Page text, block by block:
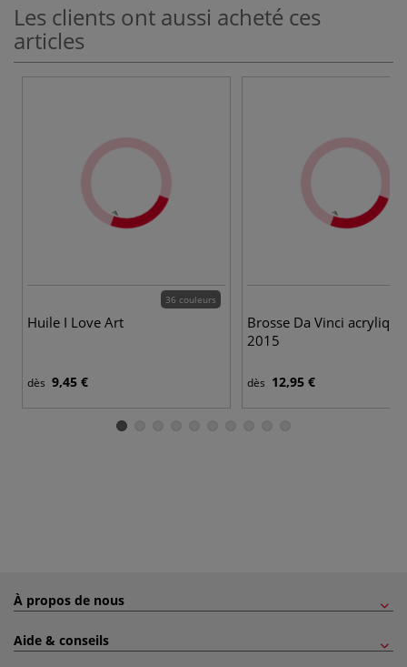
Les clients ont aussi acheté ces
articles
36 couleurs
Huile I Love Art
dès 9,45 €
Brosse Da Vinci
2015
dès 12,95 €
À propos de nous
Aide & conseils